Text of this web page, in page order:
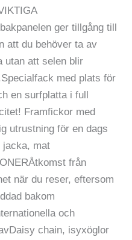
ger tillgång till
att du behöver ta av
utan att selen blir
med plats för
en surfplatta i full
Framfickor med
utrustning för en dags
jacka, mat
från
när du reser, eftersom
bakom
och
chain, isyxöglor